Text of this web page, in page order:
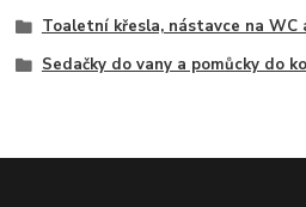
Toaletní křesla, nástavce na WC
Sedačky do vany a pomůcky do